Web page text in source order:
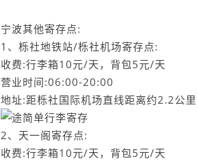
宁波其他寄存点:
1、栎社地铁站/栎社机场寄存点:
收费:行李箱10元/天，背包5元/天
营业时间:06:00-20:00
地址:距栎社国际机场直线距离约2.2公
2、天一阁寄存点:
收费:行李箱10元/天，背包5元/天